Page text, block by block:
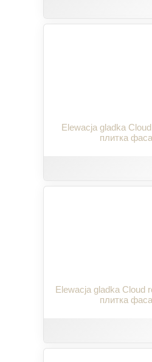
Elewacja gladka
плитка
Elewacja gladka Cloud
плитка